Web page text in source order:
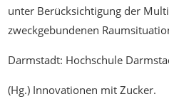
unter Berücksichtigung der
zweckgebundenen
Darmstadt: Hochschule
(Hg.) Innovationen mit Zucker.